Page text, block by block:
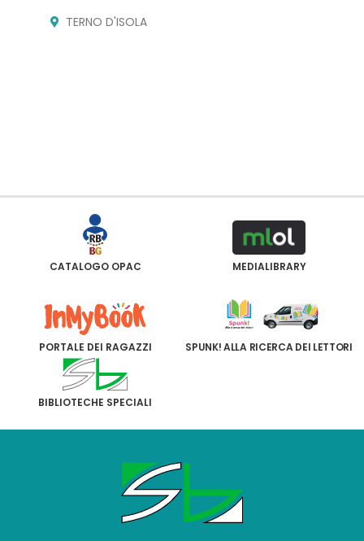
TERNO D'ISOLA
CATALOGO OPAC MEDIALIBRARY
PORTALE DEI RAGAZZI SPUNK! ALLA RICERCA DEI LETTORI
BIBLIOTECHE SPECIALI